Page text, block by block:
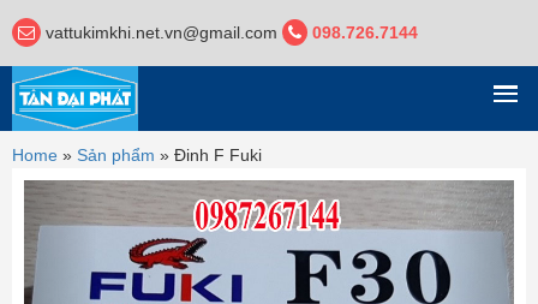
vattukimkhi.net.vn@gmail.com 098.726.7144
DANH MỤC
Home » Sản phẩm » Đinh F Fuki
Previous Next